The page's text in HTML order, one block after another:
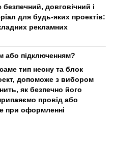
довговічний і
для будь-яких проектів:
рекламних
або підключенням?
тип неону та блок
допоможе з вибором
як безпечно його
провід або
при оформленні